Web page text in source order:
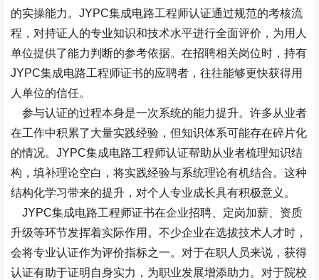
的实操能力。JYPC集成电路工程师认证通过规范的考核流
程，对持证人的专业知识和技术水平进行全面评价，为用人
单位提供了能力判断的参考依据。在招聘相关岗位时，持有
JYPC集成电路工程师证书的应聘者，往往能够更快获得用
人单位的信任。
参与认证的过程本身是一次系统的能力提升。许多从业者
在工作中积累了大量实践经验，但知识体系可能存在碎片化
的情况。JYPC集成电路工程师认证帮助从业者梳理知识结
构，填补理论空白，将实践经验与系统理论有机结合。这种
结构化学习带来的提升，对个人专业成长具有积极意义。
JYPC集成电路工程师证书在企业招聘、定岗加薪、资质
升级等环节发挥着实际作用。不少企业在选拔技术人才时，
会将专业认证作为评价指标之一。对于在职人员来说，获得
认证有助于证明自身实力，为职业发展增添助力。对于院校